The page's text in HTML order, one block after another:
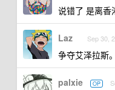
说错了 是离香
Laz Sep 30,
争夺艾泽拉斯。
palxie OP